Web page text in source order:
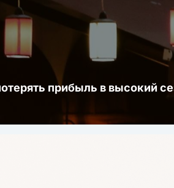
прибыль в высокий